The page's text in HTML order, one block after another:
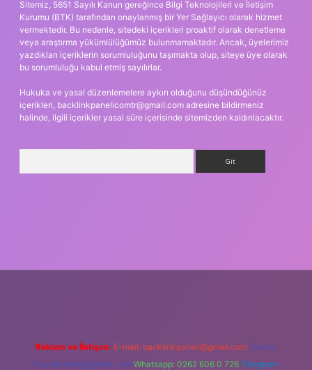
Sitemiz, 5651 Sayılı Kanun gereğince Bilgi Teknolojileri ve İletişim
Kurumu (BTK) tarafından onaylanmış bir Yer Sağlayıcı olarak hizmet
vermektedir. Bu nedenle, sitedeki içerikleri proaktif olarak denetleme
veya araştırma yükümlülüğümüz bulunmamaktadır. Ancak, üyelerimiz
yazdıkları içeriklerin sorumluluğunu taşımakta olup, siteye üye olarak
bu sorumluluğu kabul etmiş sayılırlar.
Hukuka ve yasal düzenlemelere aykırı olduğunu düşündüğünüz
içerikleri, backlinkpanelicomtr@gmail.com adresine bildirmeniz
halinde, ilgili içerikler yasal süre içerisinde sitemizden kaldırılacaktır.
Reklam ve İletişim: E-mail: backlinkpaneli@gmail.com Teams:
forumhizmeti@gmail.com Whatsapp: 0262 606 0 726 Telegram: